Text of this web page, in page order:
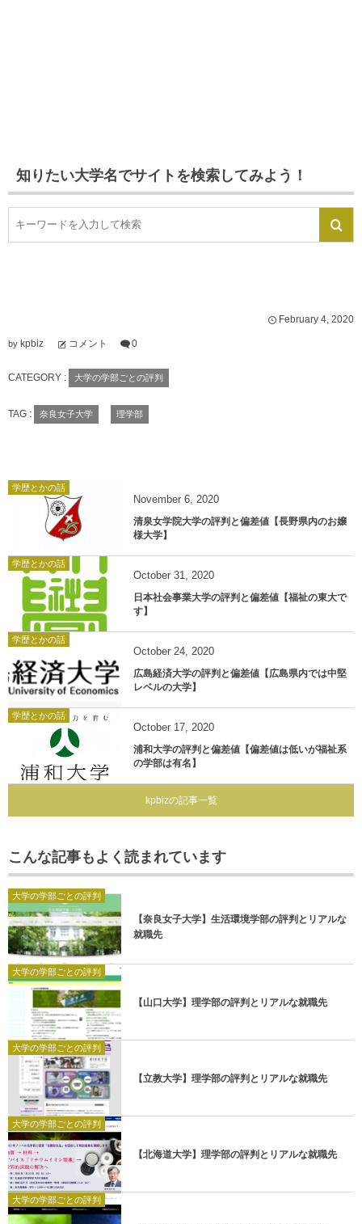
知りたい大学名でサイトを検索してみよう！
February 4, 2020
by kpbiz コメント 0
CATEGORY : 大学の学部ごとの評判
TAG : 奈良女子大学 理学部
学歴とかの話
November 6, 2020
清泉女学院大学の評判と偏差値【長野県内のお嬢
様大学】
学歴とかの話
October 31, 2020
日本社会事業大学の評判と偏差値【福祉の東大で
す】
学歴とかの話
October 24, 2020
広島経済大学の評判と偏差値【広島県内では中堅
レベルの大学】
学歴とかの話
October 17, 2020
浦和大学の評判と偏差値【偏差値は低いが福祉系
の学部は有名】
kpbizの記事一覧
こんな記事もよく読まれています
大学の学部ごとの評判
【奈良女子大学】生活環境学部の評判とリアルな
就職先
大学の学部ごとの評判
【山口大学】理学部の評判とリアルな就職先
大学の学部ごとの評判
【立教大学】理学部の評判とリアルな就職先
大学の学部ごとの評判
【北海道大学】理学部の評判とリアルな就職先
大学の学部ごとの評判